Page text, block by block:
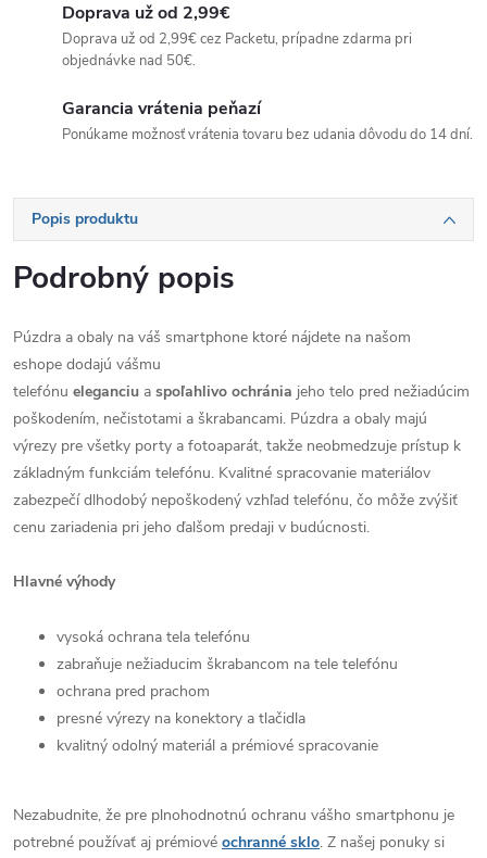
Doprava už od 2,99€
Doprava už od 2,99€ cez Packetu, prípadne zdarma pri
objednávke nad 50€.
Garancia vrátenia peňazí
Ponúkame možnosť vrátenia tovaru bez udania dôvodu do 14 dní.
Popis produktu
Podrobný popis
Púzdra a obaly na váš smartphone ktoré nájdete na našom
eshope dodajú vášmu
telefónu eleganciu a spoľahlivo ochránia jeho telo pred nežiadúcim
poškodením, nečistotami a škrabancami. Púzdra a obaly majú
výrezy pre všetky porty a fotoaparát, takže neobmedzuje prístup k
základným funkciám telefónu. Kvalitné spracovanie materiálov
zabezpečí dlhodobý nepoškodený vzhľad telefónu, čo môže zvýšiť
cenu zariadenia pri jeho ďalšom predaji v budúcnosti.
Hlavné výhody
vysoká ochrana tela telefónu
zabraňuje nežiaducim škrabancom na tele telefónu
ochrana pred prachom
presné výrezy na konektory a tlačidla
kvalitný odolný materiál a prémiové spracovanie
Nezabudnite, že pre plnohodnotnú ochranu vášho smartphonu je
potrebné používať aj prémiové ochranné sklo. Z našej ponuky si